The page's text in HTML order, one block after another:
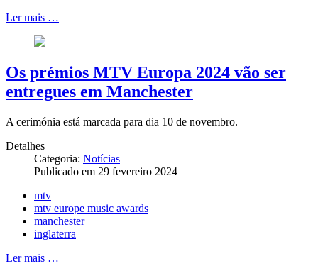
Ler mais …
Os prémios MTV Europa 2024 vão ser
entregues em Manchester
A cerimónia está marcada para dia 10 de novembro.
Detalhes
Categoria: Notícias
Publicado em 29 fevereiro 2024
mtv
mtv europe music awards
manchester
inglaterra
Ler mais …